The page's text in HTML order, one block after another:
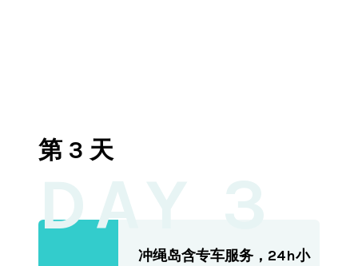
DAY 3
第 3 天
冲绳岛含专车服务，24h小